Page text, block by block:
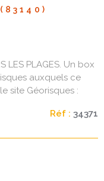
LES PLAGES. Un box
auxquels ce
site Géorisques :
sur le site
Réf : 34371